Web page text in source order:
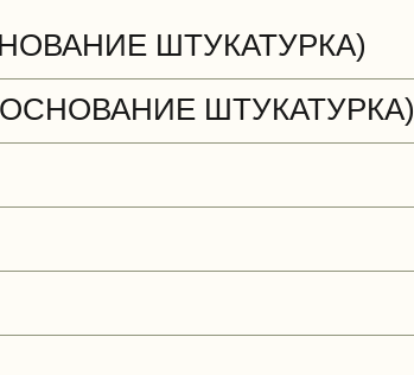
ШТУКАТУРКА)
ШТУКАТУРКА)